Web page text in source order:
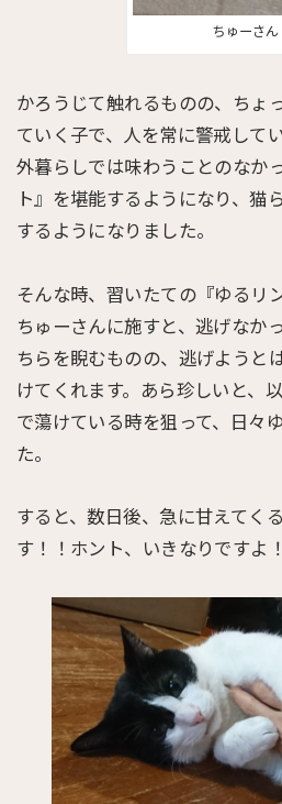
ちゅーさん
かろうじて触れるものの、ちょ
ていく子で、人を常に警戒して
外暮らしでは味わうことのなか
ト』を堪能するようになり、猫
するようになりました。
そんな時、習いたての『ゆるリ
ちゅーさんに施すと、逃げなか
ちらを睨むものの、逃げようと
けてくれます。あら珍しいと、
で蕩けている時を狙って、日々
た。
すると、数日後、急に甘えてく
す！！ホント、いきなりですよ